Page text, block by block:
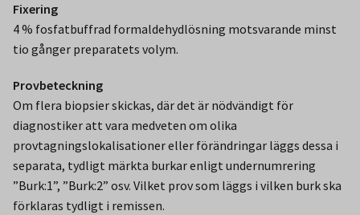
Fixering
4 % fosfatbuffrad formaldehydlösning motsvarande minst
tio gånger preparatets volym.
Provbeteckning
Om flera biopsier skickas, där det är nödvändigt för
diagnostiker att vara medveten om olika
provtagningslokalisationer eller förändringar läggs dessa i
separata, tydligt märkta burkar enligt undernumrering
”Burk:1”, ”Burk:2” osv. Vilket prov som läggs i vilken burk ska
förklaras tydligt i remissen.